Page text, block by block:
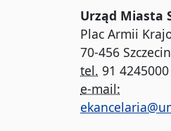
Urząd Miasta
Plac Armii
70-456 Szczecin
tel. 91 4245000
e-mail: